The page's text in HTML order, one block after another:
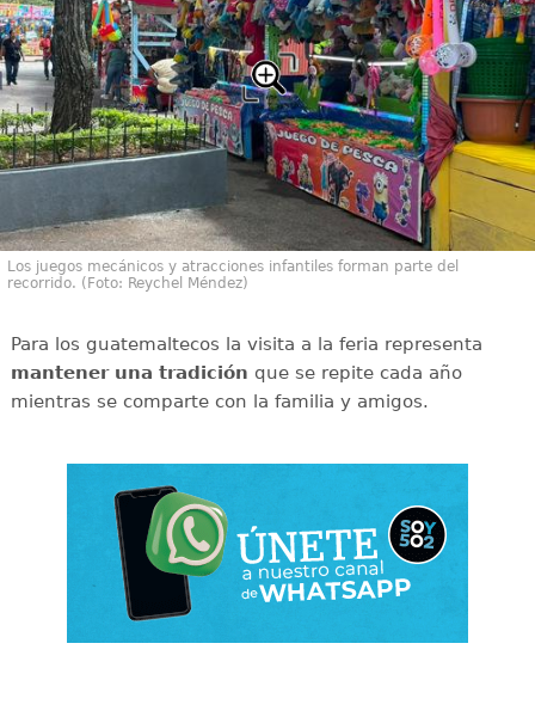
Los juegos mecánicos y atracciones infantiles forman parte del
recorrido. (Foto: Reychel Méndez)
Para los guatemaltecos la visita a la feria representa
mantener una tradición que se repite cada año
mientras se comparte con la familia y amigos.